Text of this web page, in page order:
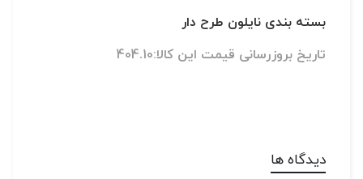
بسته بندی نایلون طرح دار
تاریخ بروزرسانی قیمت این کالا:404.10
دیدگاه ها